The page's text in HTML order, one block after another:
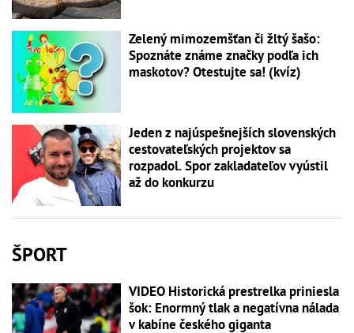
Zelený mimozemšťan či žltý šašo:
Spoznáte známe značky podľa ich
maskotov? Otestujte sa! (kvíz)
Jeden z najúspešnejších slovenských
cestovateľských projektov sa
rozpadol. Spor zakladateľov vyústil
až do konkurzu
ŠPORT
VIDEO Historická prestrelka priniesla
šok: Enormný tlak a negatívna nálada
v kabíne českého giganta